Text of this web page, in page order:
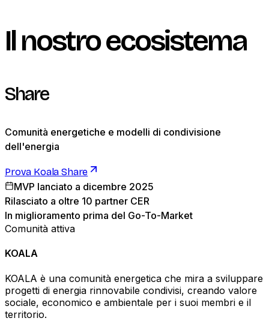
Il nostro ecosistema
Share
Comunità energetiche e modelli di condivisione
dell'energia
Prova Koala Share
MVP lanciato a dicembre 2025
Rilasciato a oltre 10 partner CER
In miglioramento prima del Go-To-Market
Comunità attiva
KOALA
KOALA è una comunità energetica che mira a sviluppare
progetti di energia rinnovabile condivisi, creando valore
sociale, economico e ambientale per i suoi membri e il
territorio.